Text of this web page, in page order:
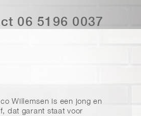
06 5196 0037
Willemsen is een jong en
dat garant staat voor